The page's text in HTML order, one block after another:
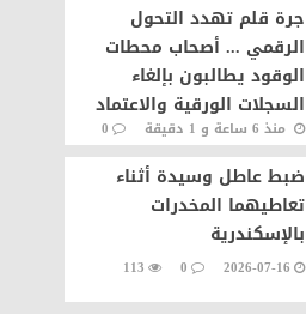
جرة قلم تهدد التحول
الرقمي ... أصحاب محطات
الوقود يطالبون بإلغاء
السجلات الورقية والاعتماد
على المنظومة الإلكترونية
منذ 6 ساعة و 1 دقيقة
0
56
ضبط عاطل وسيدة أثناء
تعاطيهما المخدرات
بالإسكندرية
2026-07-16
0
113